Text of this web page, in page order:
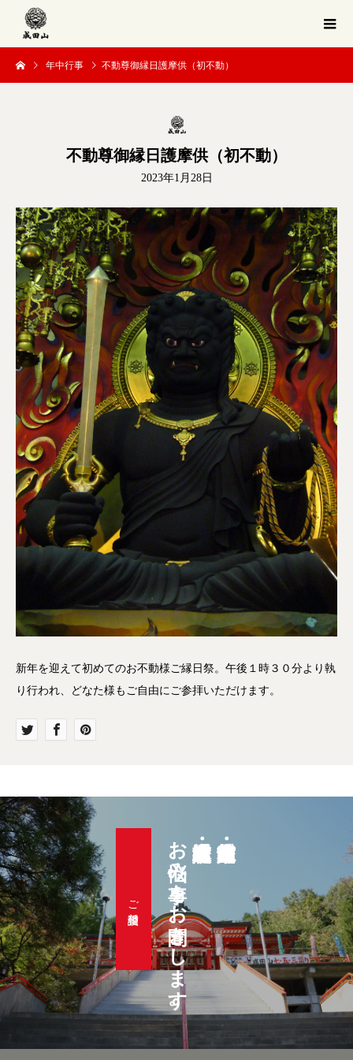
年中行事 不動尊御縁日護摩供（初不動）
不動尊御縁日護摩供（初不動）
2023年1月28日
新年を迎えて初めてのお不動様ご縁日祭。午後１時３０分より執
り行われ、どなた様もご自由にご参拝いただけます。
お悩み事をお聞きします。
ご相談受付